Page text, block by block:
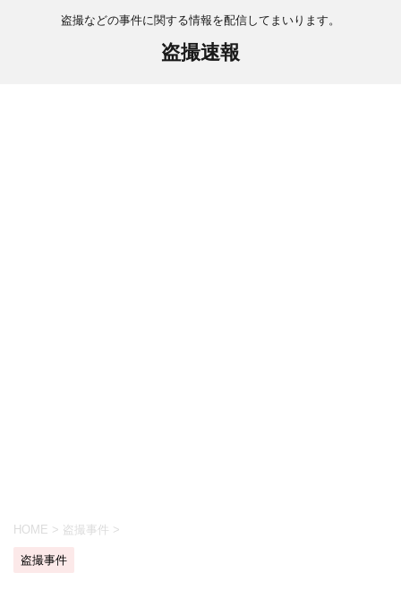
盗撮などの事件に関する情報を配信してまいります。
盗撮速報
HOME > 盗撮事件 >
盗撮事件